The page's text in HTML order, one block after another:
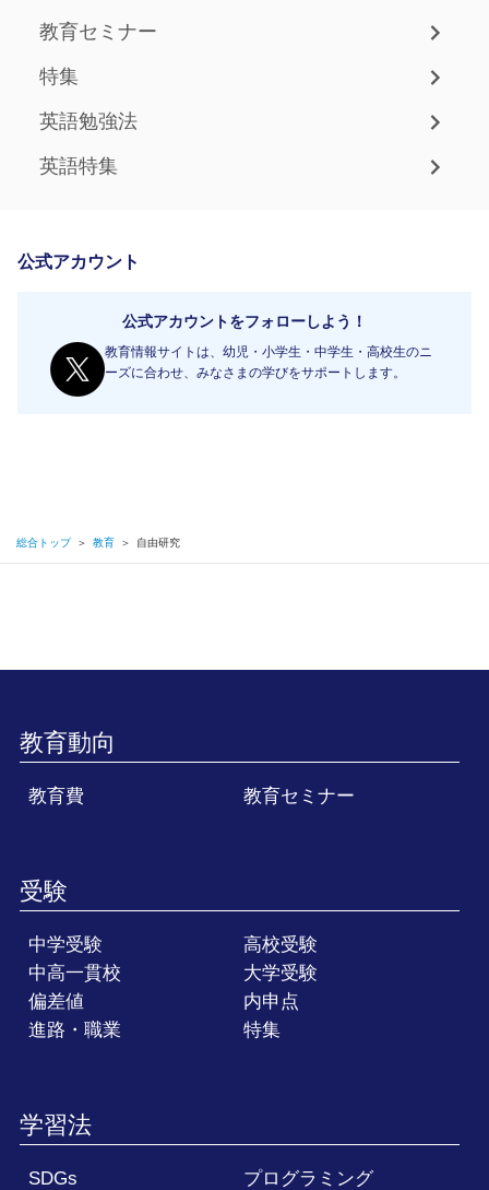
教育セミナー
特集
英語勉強法
英語特集
公式アカウント
公式アカウントをフォローしよう！
教育情報サイトは、幼児・小学生・中学生・高校生のニ
ーズに合わせ、みなさまの学びをサポートします。
総合トップ ＞ 教育 ＞ 自由研究
教育動向
教育費 教育セミナー
受験
中学受験
高校受験
中高一貫校
大学受験
偏差値
内申点
進路・職業
特集
学習法
SDGs
プログラミング